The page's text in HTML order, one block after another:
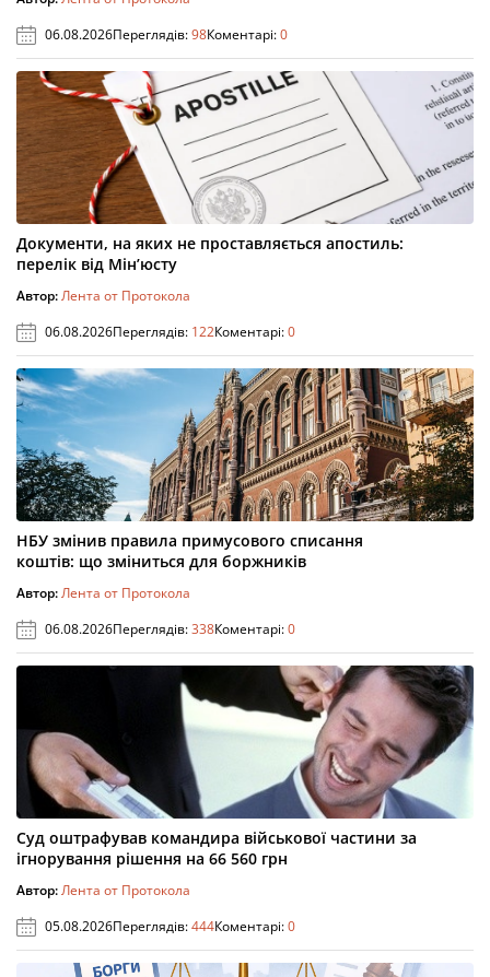
06.08.2026Переглядів:98Коментарі:0
Документи, на яких не проставляється апостиль:
перелік від Мін’юсту
Автор:Лента от Протокола
06.08.2026Переглядів: 122Коментарі:0
НБУ змінив правила примусового списання
коштів: що зміниться для боржників
Автор:Лента от Протокола
06.08.2026Переглядів:338Коментарі:0
Суд оштрафував командира військової частини за
ігнорування рішення на 66 560 грн
Автор:Лента от Протокола
05.08.2026Переглядів:444Коментарі:0